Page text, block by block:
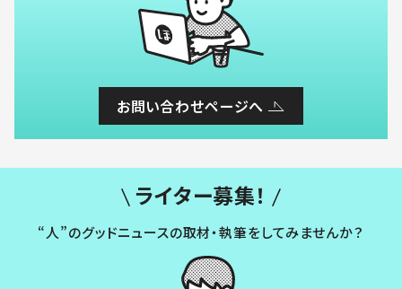
お問い合わせページへ
ライター募集！
“人”のグッドニュースの取材・執筆をしてみませんか？